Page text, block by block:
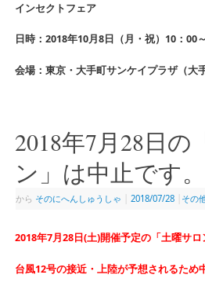
インセクトフェア
日時：2018年10月8日（月・祝）10：00
会場：東京・大手町サンケイプラザ（大
2018年7月28日の
ン」は中止です。
から そのにへんしゅうしゃ 2018/07/28 その
2018年7月28日(土)開催予定の「土曜サロ
台風12号の接近・上陸が予想されるため